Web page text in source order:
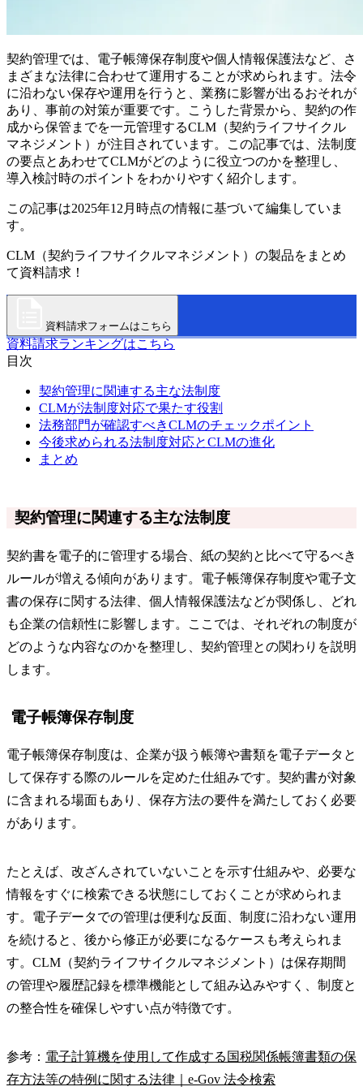
契約管理では、電子帳簿保存制度や個人情報保護法など、さ
まざまな法律に合わせて運用することが求められます。法令
に沿わない保存や運用を行うと、業務に影響が出るおそれが
あり、事前の対策が重要です。こうした背景から、契約の作
成から保管までを一元管理するCLM（契約ライフサイクル
マネジメント）が注目されています。この記事では、法制度
の要点とあわせてCLMがどのように役立つのかを整理し、
導入検討時のポイントをわかりやすく紹介します。
この記事は2025年12月時点の情報に基づいて編集していま
す。
CLM（契約ライフサイクルマネジメント）の製品をまとめ
て資料請求！
資料請求フォームはこちら
資料請求ランキングはこちら
目次
契約管理に関連する主な法制度
CLMが法制度対応で果たす役割
法務部門が確認すべきCLMのチェックポイント
今後求められる法制度対応とCLMの進化
まとめ
契約管理に関連する主な法制度
契約書を電子的に管理する場合、紙の契約と比べて守るべき
ルールが増える傾向があります。電子帳簿保存制度や電子文
書の保存に関する法律、個人情報保護法などが関係し、どれ
も企業の信頼性に影響します。ここでは、それぞれの制度が
どのような内容なのかを整理し、契約管理との関わりを説明
します。
電子帳簿保存制度
電子帳簿保存制度は、企業が扱う帳簿や書類を電子データと
して保存する際のルールを定めた仕組みです。契約書が対象
に含まれる場面もあり、保存方法の要件を満たしておく必要
があります。
たとえば、改ざんされていないことを示す仕組みや、必要な
情報をすぐに検索できる状態にしておくことが求められま
す。電子データでの管理は便利な反面、制度に沿わない運用
を続けると、後から修正が必要になるケースも考えられま
す。CLM（契約ライフサイクルマネジメント）は保存期間
の管理や履歴記録を標準機能として組み込みやすく、制度と
の整合性を確保しやすい点が特徴です。
参考： 電子計算機を使用して作成する国税関係帳簿書類の保
存方法等の特例に関する法律｜e-Gov 法令検索